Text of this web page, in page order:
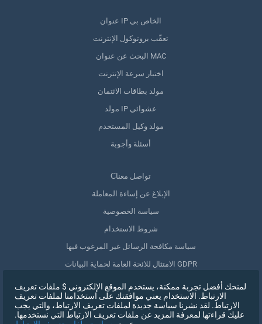
عنوان IP الخاص بي
تعقّب بروتوكول الإنترنت
البحث عن عنوان MAC
اختبار سرعة الإنترنت
مولد بطاقات الائتمان
مولد IP عشوائي
مولد وكيل المستخدم
أسئلة وأجوبة
Сتواصل معنا
الإبلاغ عن إساءة المعاملة
سياسة الخصوصية
شروط الاستخدام
سياسة مكافحة الرسائل غير المرغوب فيها
الامتثال للائحة العامة لحماية البيانات GDPR
حذف بياناتي
سحب الموافقة
لمنحك أفضل تجربة ممكنة، يستخدم الموقع الإلكتروني $ ملفات تعريف
الارتباط. الاستخدام يعني موافقتك على استخدامنا لملفات تعريف
الارتباط. لقد نشرنا سياسة جديدة لملفات تعريف الارتباط، والتي يجب
عليك قراءتها لمعرفة المزيد عن ملفات تعريف الارتباط التي نستخدمها.